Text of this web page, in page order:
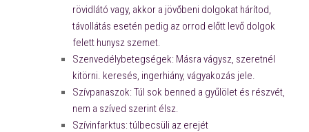
rövidlátó vagy, akkor a jövőbeni dolgokat hárítod,
távollátás esetén pedig az orrod előtt levő dolgok
felett hunysz szemet.
Szenvedélybetegségek: Másra vágysz, szeretnél
kitörni. keresés, ingerhiány, vágyakozás jele.
Szívpanaszok: Túl sok benned a gyűlölet és részvét,
nem a szíved szerint élsz.
Szívinfarktus: túlbecsüli az erejét